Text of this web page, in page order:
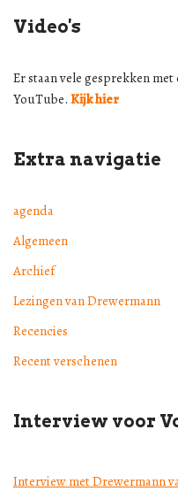
Video's
Er staan vele gesprekken
YouTube. Kijk hier
Extra navigatie
agenda
Algemeen
Archief
Lezingen van Drewermann
Recencies
Recent verschenen
Interview voor
Interview met Drewermann